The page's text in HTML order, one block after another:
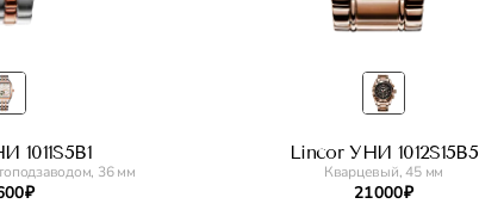
1011S5B1
36 мм
₽
Lincor УНИ 1012S15B5
Кварцевый, 45 мм
21 000 ₽